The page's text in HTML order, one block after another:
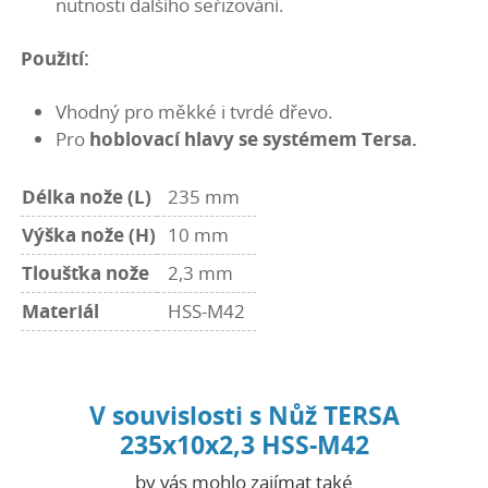
Použití:
Vhodný pro měkké i tvrdé dřevo.
Pro hoblovací hlavy se systémem Tersa.
Délka nože (L)
235 mm
Výška nože (H) 10 mm
Tloušťka nože
2,3 mm
Materiál
HSS-M42
V souvislosti s Nůž TERSA
235x10x2,3 HSS-M42
by vás mohlo zajímat také